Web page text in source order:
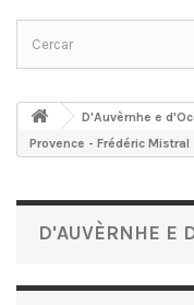
D'Auvèrnhe e
Provence - Frédéric Mistral
D'AUVÈRNHE E